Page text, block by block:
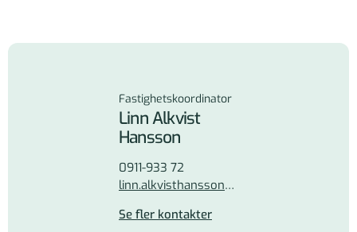
Kontakta oss
Fastighetskoordinator
Linn Alkvist
Hansson
0911-933 72
linn.alkvisthansson@pnf.se
Se fler kontakter